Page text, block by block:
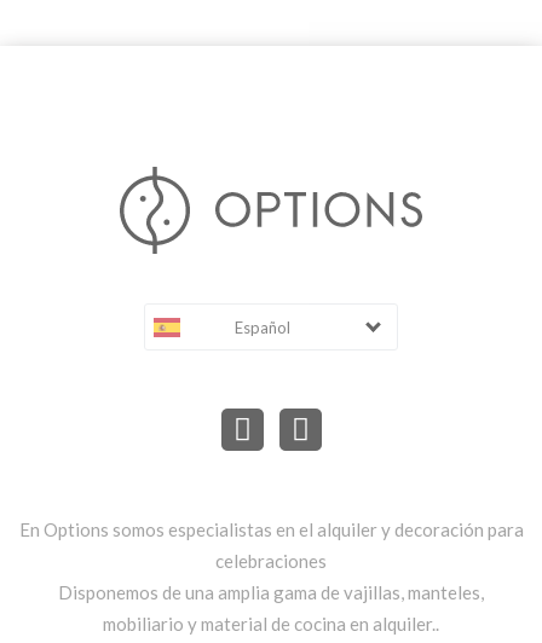
Español
En Options somos especialistas en el alquiler y decoración para
celebraciones
Disponemos de una amplia gama de vajillas, manteles,
mobiliario y material de cocina en alquiler..